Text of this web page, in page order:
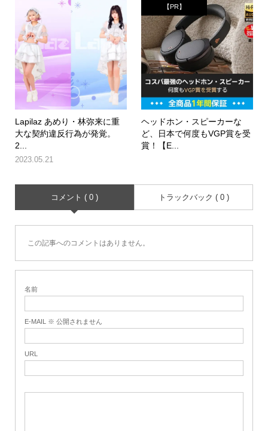
Lapilaz あめり・林弥来に重
大な契約違反行為が発覚。
2...
2023.05.21
【PR】
ヘッドホン・スピーカーな
ど、日本で何度もVGP賞を受
賞！【E...
コメント ( 0 ) トラックバック ( 0 )
この記事へのコメントはありません。
名前
E-MAIL ※ 公開されません
URL